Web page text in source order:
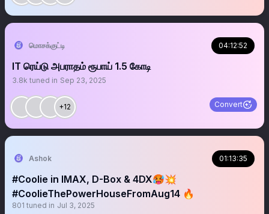
மொசக்குட்டி 04:12:52
IT ரெய்டு அபராதம் ரூபாய் 1.5 கோடி
3.8k tuned in Sep 23, 2025
+12 Convert
Ashok 01:13:35
#Coolie in IMAX, D-Box & 4DX🥵💥
#CoolieThePowerHouseFromAug14 🔥
801 tuned in Jul 3, 2025